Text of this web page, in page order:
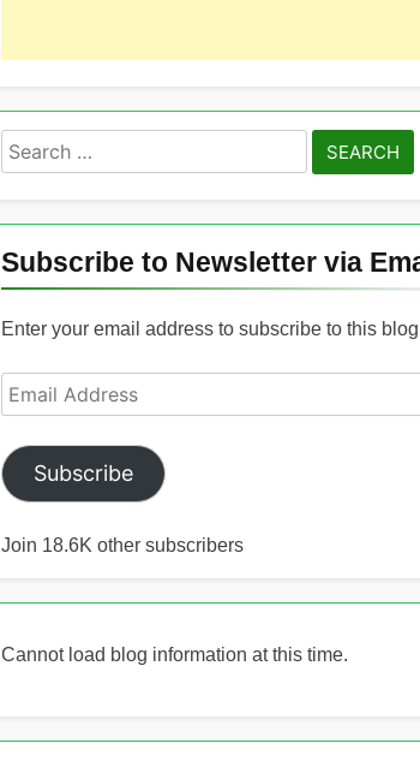
Search
for:
Subscribe to Newsletter via
Enter your email address to subscribe to this
Email
Address
Subscribe
Join 18.6K other subscribers
Cannot load blog information at this time.